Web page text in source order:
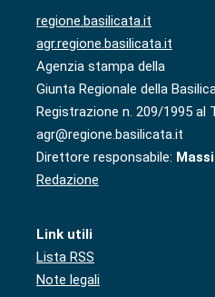
regione.basilicata.it
agr.regione.basilicata.it
Agenzia stampa della
Giunta Regionale della
Registrazione n. 209/1995 al
agr@regione.basilicata.it
Direttore responsabile:
Redazione
Link utili
Lista RSS
Note legali